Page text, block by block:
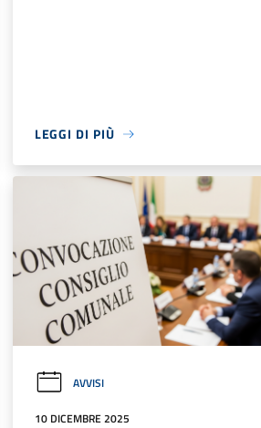
LEGGI DI PIÙ
AVVISI
10 DICEMBRE 2025